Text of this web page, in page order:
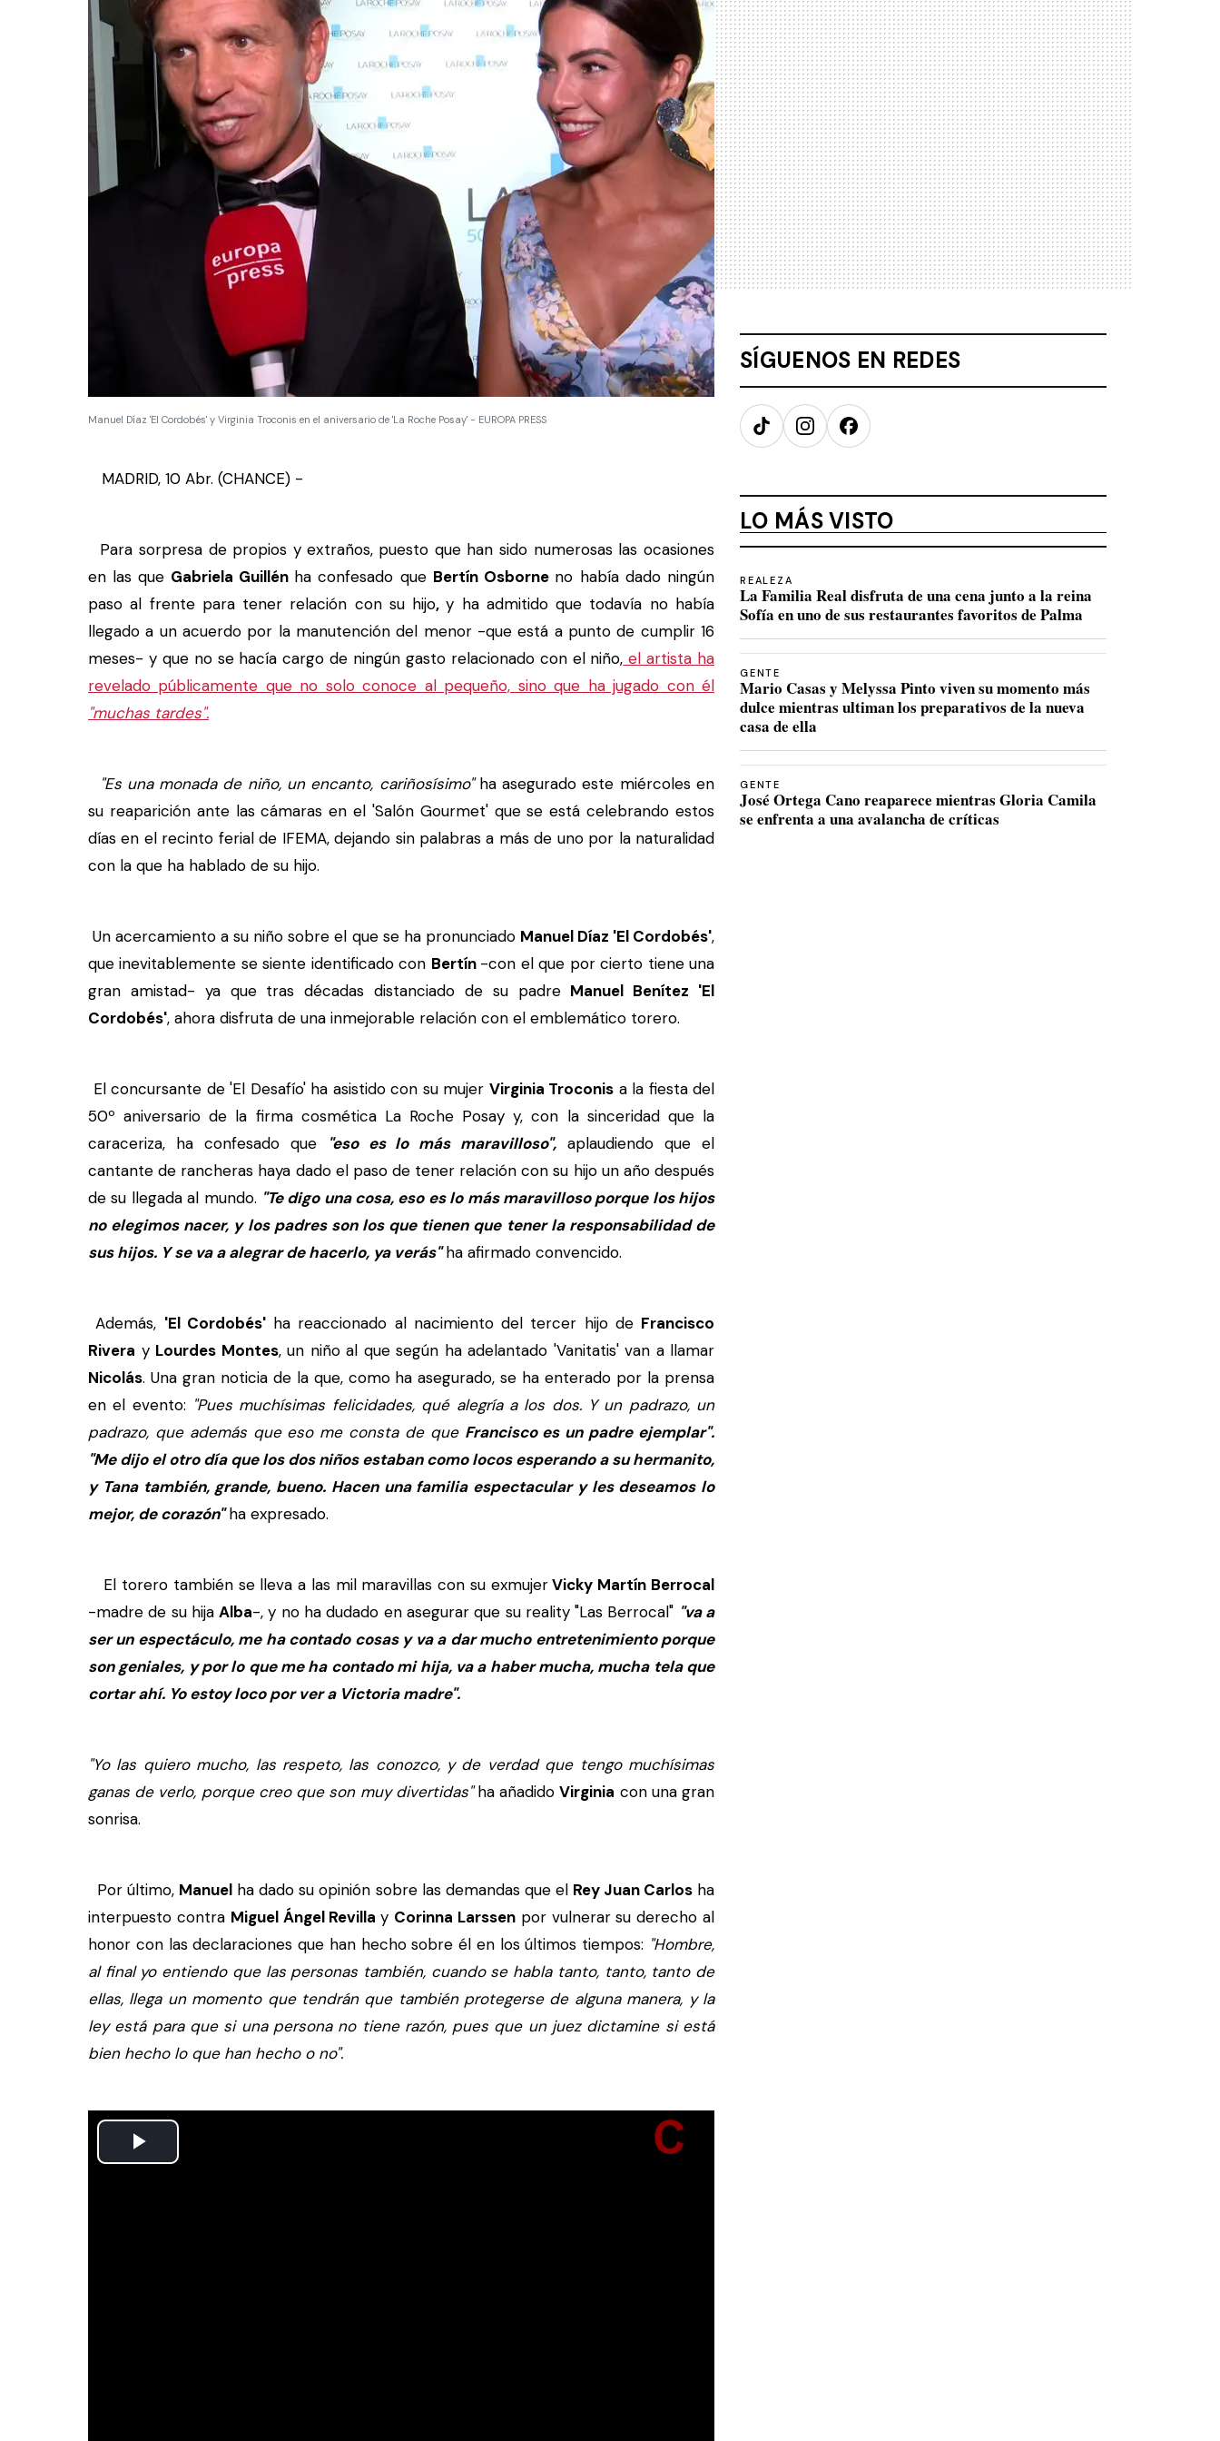
Manuel Díaz 'El Cordobés' y Virginia Troconis en el aniversario de 'La Roche Posay' - EUROPA PRESS
MADRID, 10 Abr. (CHANCE) -
Para sorpresa de propios y extraños, puesto que han sido numerosas las ocasiones
en las que Gabriela Guillén ha confesado que Bertín Osborne no había dado ningún
paso al frente para tener relación con su hijo,y ha admitido que todavía no había
llegado a un acuerdo por la manutención del menor -que está a punto de cumplir 16
meses- y que no se hacía cargo de ningún gasto relacionado con el niño, el artista ha
revelado públicamente que no solo conoce al pequeño, sino que ha jugado con él
"muchas tardes".
"Es una monada de niño, un encanto, cariñosísimo"ha asegurado este miércoles en
su reaparición ante las cámaras en el 'Salón Gourmet' que se está celebrando estos
días en el recinto ferial de IFEMA, dejando sin palabras a más de uno por la naturalidad
con la que ha hablado de su hijo.
Un acercamiento a su niño sobre el que se ha pronunciado Manuel Díaz 'El Cordobés',
que inevitablemente se siente identificado con Bertín -con el que por cierto tiene una
gran amistad- ya que tras décadas distanciado de su padre Manuel Benítez 'El
Cordobés', ahora disfruta de una inmejorable relación con el emblemático torero.
El concursante de 'El Desafío' ha asistido con su mujer Virginia Troconis a la fiesta del
50º aniversario de la firma cosmética La Roche Posay y, con la sinceridad que la
caraceriza, ha confesado que
"eso es lo más maravilloso", aplaudiendo que el
cantante de rancheras haya dado el paso de tener relación con su hijo un año después
de su llegada al mundo. "Te digo una cosa, eso es lo más maravilloso porque los hijos
no elegimos nacer, y los padres son los que tienen que tener la responsabilidad de
sus hijos. Y se va a alegrar de hacerlo, ya verás"ha afirmado convencido.
Además, 'El Cordobés'ha reaccionado al nacimiento del tercer hijo de Francisco
Rivera y Lourdes Montes, un niño al que según ha adelantado 'Vanitatis' van a llamar
Nicolás. Una gran noticia de la que, como ha asegurado, se ha enterado por la prensa
en el evento: "Pues muchísimas felicidades, qué alegría a los dos. Y un padrazo, un
padrazo, que además que eso me consta de que Francisco es un padre ejemplar".
"Me dijo el otro día que los dos niños estaban como locos esperando a su hermanito,
y Tana también, grande, bueno. Hacen una familia espectacular y les deseamos lo
mejor, de corazón"ha expresado.
El torero también se lleva a las mil maravillas con su exmujerVicky Martín Berrocal
-madre de su hijaAlba-, y no ha dudado en asegurar que su reality "Las Berrocal" "va a
ser un espectáculo, me ha contado cosas y va a dar mucho entretenimiento porque
son geniales, y por lo que me ha contado mi hija, va a haber mucha, mucha tela que
cortar ahí. Yo estoy loco por ver a Victoria madre".
"Yo las quiero mucho, las respeto, las conozco, y de verdad que tengo muchísimas
ganas de verlo, porque creo que son muy divertidas"ha añadidoVirginia con una gran
sonrisa.
Por último, Manuel ha dado su opinión sobre las demandas que el Rey Juan Carlosha
interpuesto contra Miguel Ángel Revillay Corinna Larssenpor vulnerar su derecho al
honor con las declaraciones que han hecho sobre él en los últimos tiempos: "Hombre,
al final yo entiendo que las personas también, cuando se habla tanto, tanto, tanto de
ellas, llega un momento que tendrán que también protegerse de alguna manera, y la
ley está para que si una persona no tiene razón, pues que un juez dictamine si está
bien hecho lo que han hecho o no".
SÍGUENOS EN REDES
TikTokInstagramFacebook
LO MÁS VISTO
REALEZA
La Familia Real disfruta de una cena junto a la reina
Sofía en uno de sus restaurantes favoritos de Palma
GENTE
Mario Casas y Melyssa Pinto viven su momento más
dulce mientras ultiman los preparativos de la nueva
casa de ella
GENTE
José Ortega Cano reaparece mientras Gloria Camila
se enfrenta a una avalancha de críticas